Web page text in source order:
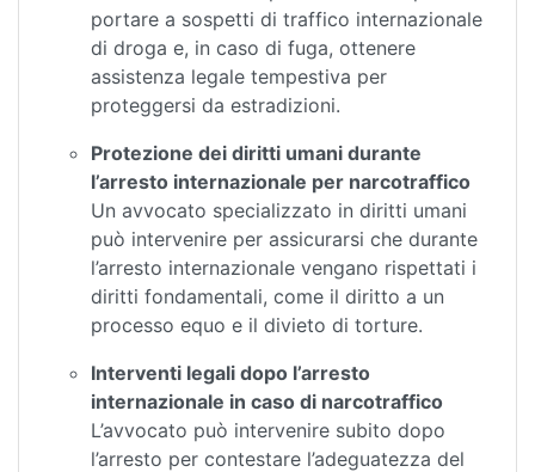
portare a sospetti di traffico internazionale
di droga e, in caso di fuga, ottenere
assistenza legale tempestiva per
proteggersi da estradizioni.
Protezione dei diritti umani durante
l’arresto internazionale per narcotraffico
Un avvocato specializzato in diritti umani
può intervenire per assicurarsi che durante
l’arresto internazionale vengano rispettati i
diritti fondamentali, come il diritto a un
processo equo e il divieto di torture.
Interventi legali dopo l’arresto
internazionale in caso di narcotraffico
L’avvocato può intervenire subito dopo
l’arresto per contestare l’adeguatezza del